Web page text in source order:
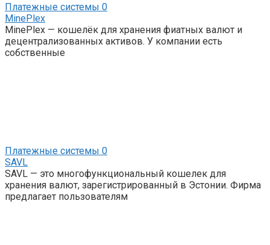
Платежные системы 0
MinePlex
MinePlex — кошелёк для хранения фиатных валют и
децентрализованных активов. У компании есть
собственные
Платежные системы 0
SAVL
SAVL — это многофункциональный кошелек для
хранения валют, зарегистрированный в Эстонии. Фирма
предлагает пользователям